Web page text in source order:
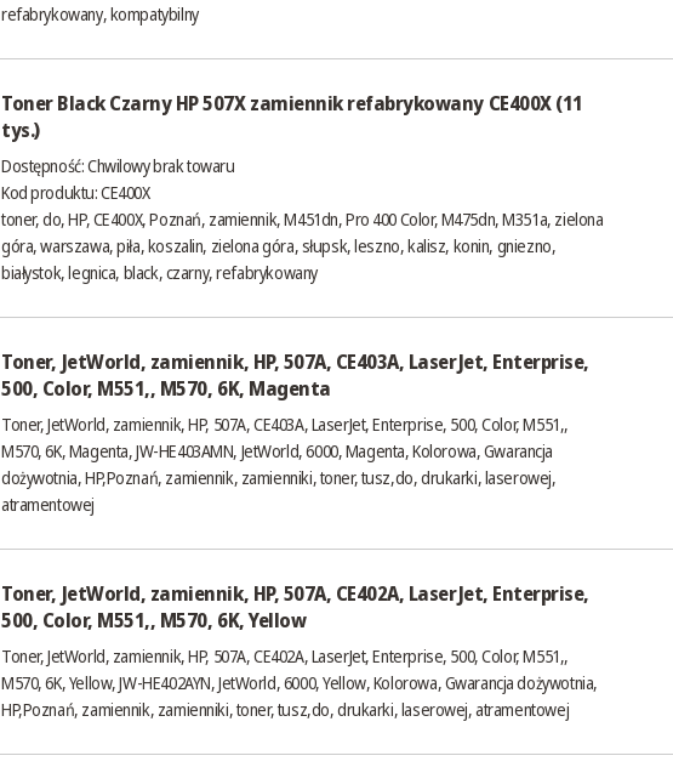
refabrykowany, kompatybilny
Toner Black Czarny HP 507X zamiennik refabrykowany CE400X (11
tys.)
Dostępność:Chwilowy brak towaru
Kod produktu: CE400X
toner, do, HP, CE400X, Poznań, zamiennik, M451dn, Pro 400 Color, M475dn, M351a, zielona
góra, warszawa, piła, koszalin, zielona góra, słupsk, leszno, kalisz, konin, gniezno,
białystok, legnica, black, czarny, refabrykowany
Toner, JetWorld, zamiennik, HP, 507A, CE403A, LaserJet, Enterprise,
500, Color, M551,, M570, 6K, Magenta
Toner, JetWorld, zamiennik, HP, 507A, CE403A, LaserJet, Enterprise, 500, Color, M551,,
M570, 6K, Magenta, JW-HE403AMN, JetWorld, 6000, Magenta, Kolorowa, Gwarancja
dożywotnia, HP,Poznań, zamiennik, zamienniki, toner, tusz,do, drukarki, laserowej,
atramentowej
Toner, JetWorld, zamiennik, HP, 507A, CE402A, LaserJet, Enterprise,
500, Color, M551,, M570, 6K, Yellow
Toner, JetWorld, zamiennik, HP, 507A, CE402A, LaserJet, Enterprise, 500, Color, M551,,
M570, 6K, Yellow, JW-HE402AYN, JetWorld, 6000, Yellow, Kolorowa, Gwarancja dożywotnia,
HP,Poznań, zamiennik, zamienniki, toner, tusz,do, drukarki, laserowej, atramentowej